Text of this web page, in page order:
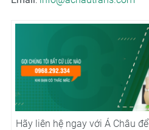
Hãy liên hệ ngay với Á Châu